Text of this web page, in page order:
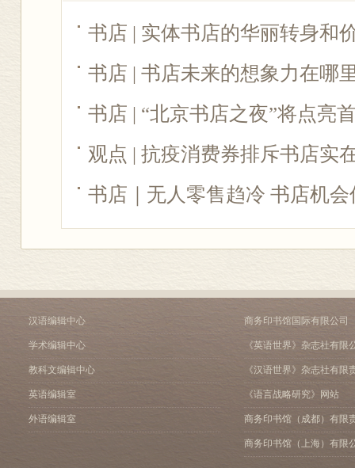
书店 | 实体书店的华丽转身和
书店 | 书店未来的想象力在哪
书店 | “北京书店之夜”将点亮
观点 | 抗疫消费券排斥书店实
书店｜无人零售趋冷 书店机会
汉语编辑中心
学术编辑中心
教科文编辑中心
英语编辑室
外语编辑室
商务印书馆国际有限公司
《英语世界》杂志社有限
《汉语世界》杂志社有限
《语言战略研究》网站
商务印书馆（成都）有限
商务印书馆（上海）有限